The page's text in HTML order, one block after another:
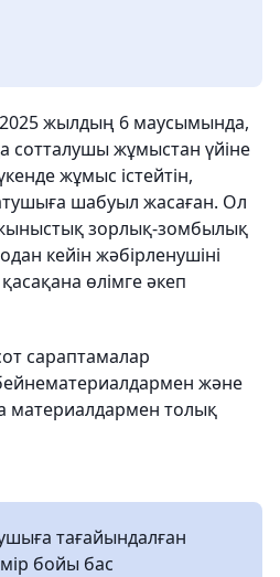
жылдың 6 маусымында,
сотталушы жұмыстан үйіне
жұмыс істейтін,
шабуыл жасаған. Ол
зорлық-зомбылық
кейін жәбірленушіні
өлімге әкеп
сараптамалар
және
материалдармен толық
тағайындалған
бойы бас